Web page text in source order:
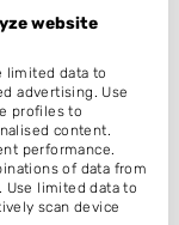
website
limited data to
advertising. Use
profiles to
content.
performance.
of data from
Use limited data to
scan device